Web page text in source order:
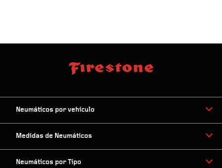
Neumáticos por vehículo
Medidas de Neumáticos
Neumáticos por Tipo